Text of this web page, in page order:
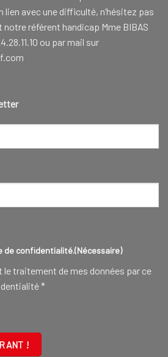
lien avec une difficulté, n’hésitez pas
référent handicap Mme BIBAS
ou par mail sur
de confidentialité.(Nécessaire)
le traitement de mes données par ce
*